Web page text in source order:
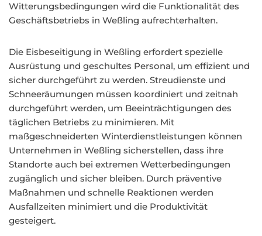
Witterungsbedingungen wird die Funktionalität des
Geschäftsbetriebs in Weßling aufrechterhalten.
Die Eisbeseitigung in Weßling erfordert spezielle
Ausrüstung und geschultes Personal, um effizient und
sicher durchgeführt zu werden. Streudienste und
Schneeräumungen müssen koordiniert und zeitnah
durchgeführt werden, um Beeinträchtigungen des
täglichen Betriebs zu minimieren. Mit
maßgeschneiderten Winterdienstleistungen können
Unternehmen in Weßling sicherstellen, dass ihre
Standorte auch bei extremen Wetterbedingungen
zugänglich und sicher bleiben. Durch präventive
Maßnahmen und schnelle Reaktionen werden
Ausfallzeiten minimiert und die Produktivität
gesteigert.